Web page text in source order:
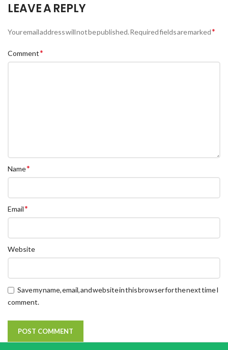
LEAVE A REPLY
Your email address will not be published.Required fields are marked*
Comment*
Name*
Email*
Website
Save my name, email, and website in this browser for the next time I
comment.